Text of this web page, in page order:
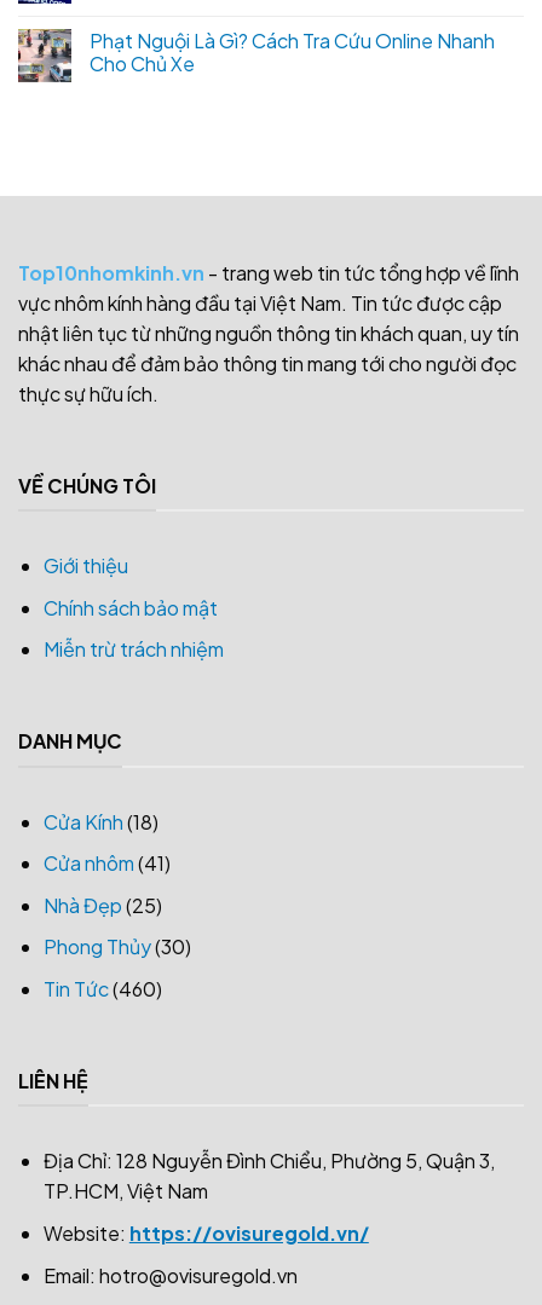
Phạt Nguội Là Gì? Cách Tra Cứu Online Nhanh
Cho Chủ Xe
Top10nhomkinh.vn - trang web tin tức tổng hợp về lĩnh
vực nhôm kính hàng đầu tại Việt Nam. Tin tức được cập
nhật liên tục từ những nguồn thông tin khách quan, uy tín
khác nhau để đảm bảo thông tin mang tới cho người đọc
thực sự hữu ích.
VỀ CHÚNG TÔI
Giới thiệu
Chính sách bảo mật
Miễn trừ trách nhiệm
DANH MỤC
Cửa Kính(18)
Cửa nhôm(41)
Nhà Đẹp(25)
Phong Thủy(30)
Tin Tức(460)
LIÊN HỆ
Địa Chỉ: 128 Nguyễn Đình Chiểu, Phường 5, Quận 3,
TP.HCM, Việt Nam
Website: https://ovisuregold.vn/
Email: hotro@ovisuregold.vn